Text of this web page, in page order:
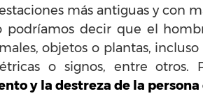
más antiguas y con
decir que el
objetos o plantas,
o signos, entre otros.
y la destreza de la